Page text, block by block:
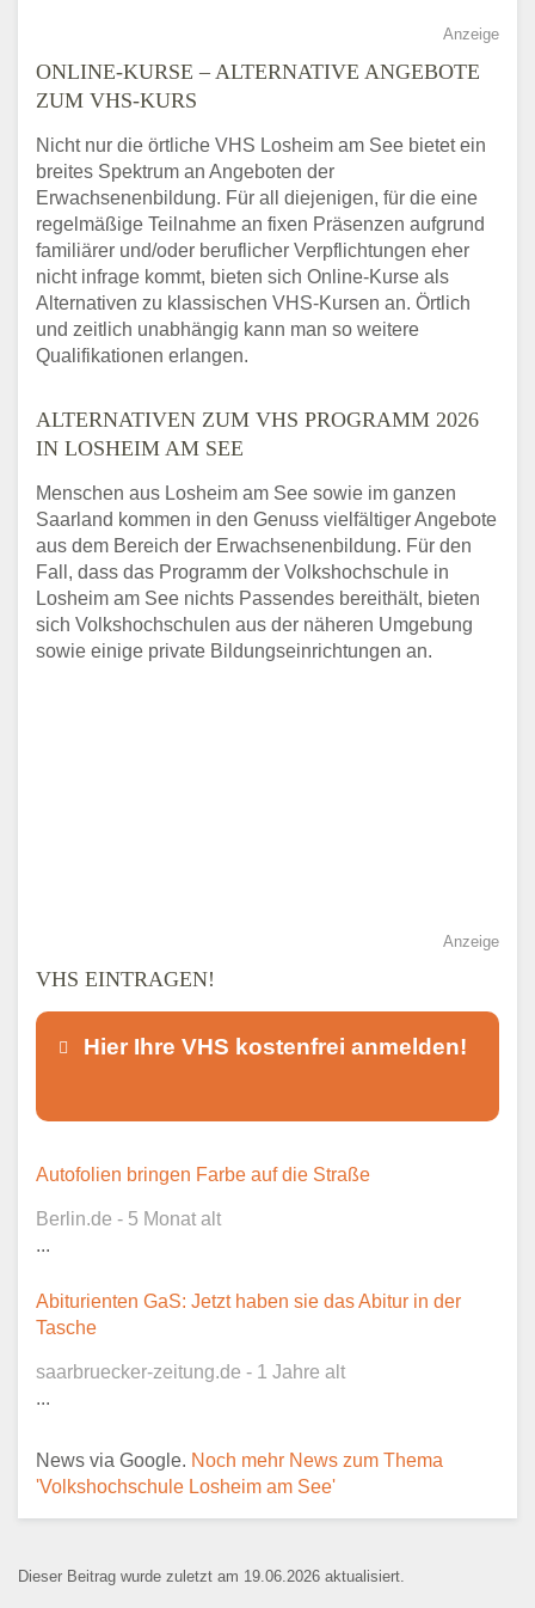
Anzeige
ONLINE-KURSE – ALTERNATIVE ANGEBOTE
ZUM VHS-KURS
Nicht nur die örtliche VHS Losheim am See bietet ein
breites Spektrum an Angeboten der
Erwachsenenbildung. Für all diejenigen, für die eine
regelmäßige Teilnahme an fixen Präsenzen aufgrund
familiärer und/oder beruflicher Verpflichtungen eher
nicht infrage kommt, bieten sich Online-Kurse als
Alternativen zu klassischen VHS-Kursen an. Örtlich
und zeitlich unabhängig kann man so weitere
Qualifikationen erlangen.
ALTERNATIVEN ZUM VHS PROGRAMM 2026
IN LOSHEIM AM SEE
Menschen aus Losheim am See sowie im ganzen
Saarland kommen in den Genuss vielfältiger Angebote
aus dem Bereich der Erwachsenenbildung. Für den
Fall, dass das Programm der Volkshochschule in
Losheim am See nichts Passendes bereithält, bieten
sich Volkshochschulen aus der näheren Umgebung
sowie einige private Bildungseinrichtungen an.
Anzeige
VHS EINTRAGEN!
Hier Ihre VHS kostenfrei anmelden!
Dieser Teil dient lediglich zur
öffentlich sichtbar.
E-Mail*
Autofolien bringen Farbe auf die Straße
Berlin.de - 5 Monat alt
...
Abiturienten GaS: Jetzt haben sie das Abitur in der
Tasche
saarbruecker-zeitung.de - 1 Jahre alt
...
News via Google. Noch mehr News zum Thema
'Volkshochschule Losheim am See'
Dieser Beitrag wurde zuletzt am 19.06.2026 aktualisiert.